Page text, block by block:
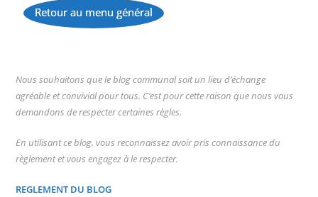
Retour au menu général
...
Nous souhaitons que le blog communal soit un lieu d’échange
agréable et convivial pour tous. C’est pour cette raison que nous vous
demandons de respecter certaines règles.
En utilisant ce blog, vous reconnaissez avoir pris connaissance du
règlement et vous engagez à le respecter.
REGLEMENT DU BLOG